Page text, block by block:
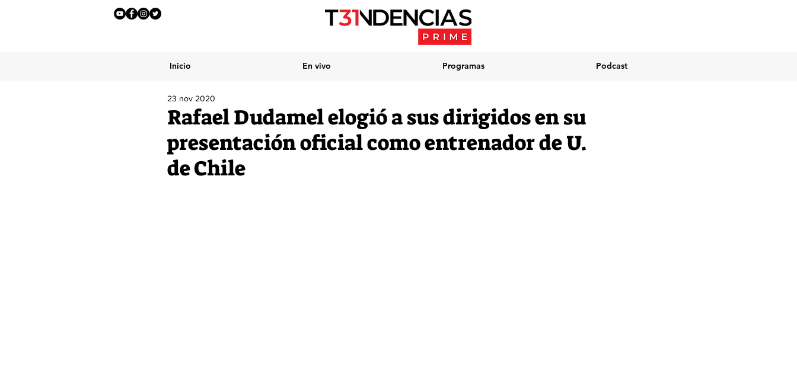
Inicio En vivo Programas Podcast
Rafael Dudamel elogió a sus dirigidos en su
presentación oficial como entrenador de U.
de Chile
23 nov 2020